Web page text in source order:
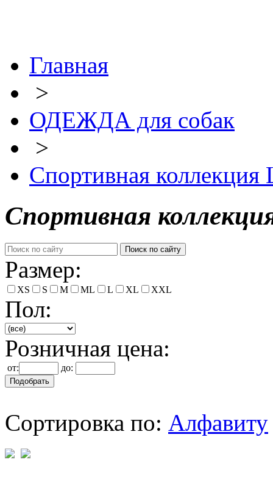
Главная
>
ОДЕЖДА для собак
>
Спортивная коллекция
Спортивная
Размер:
XS S M ML L XL XXL
Пол:
Розничная цена:
от: до:
Сортировка по: Алфавиту